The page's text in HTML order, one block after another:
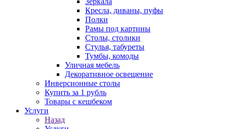
Кресла, диваны, пуфы
Полки
Рамы под картины
Столы, столики
Стулья, табуреты
Тумбы, комоды
Уличная мебель
Декоративное освещение
Инверсионные столы
Купить за 1 рубль
Товары с кешбеком
Услуги
Назад